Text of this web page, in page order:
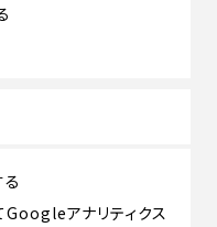
アナリティクス